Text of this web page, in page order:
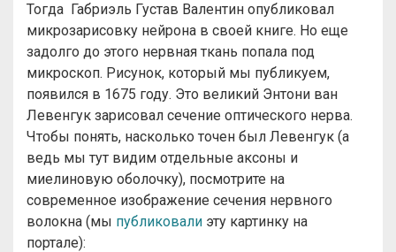
Тогда Габриэль Густав Валентин опубликовал
микрозарисовку нейрона в своей книге. Но еще
задолго до этого нервная ткань попала под
микроскоп. Рисунок, который мы публикуем,
появился в 1675 году. Это великий Энтони ван
Левенгук зарисовал сечение оптического нерва.
Чтобы понять, насколько точен был Левенгук (а
ведь мы тут видим отдельные аксоны и
миелиновую оболочку), посмотрите на
современное изображение сечения нервного
волокна (мы публиковали эту картинку на
портале):